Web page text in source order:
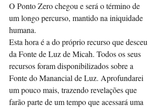
O Ponto Zero chegou e será o término de
um longo percurso, mantido na iniquidade
humana.
Esta hora é a do próprio recurso que desceu
da Fonte de Luz de Micah. Todos os seus
recursos foram disponibilizados sobre a
Fonte do Manancial de Luz. Aprofundarei
um pouco mais, trazendo revelações que
farão parte de um tempo que acessará uma